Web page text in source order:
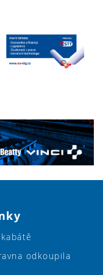
odkoupila